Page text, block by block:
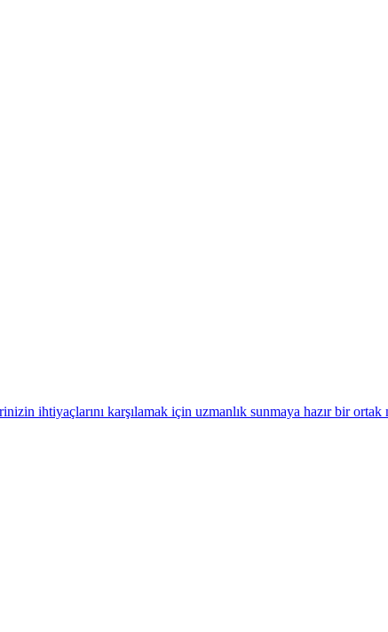
ihtiyaçlarını karşılamak için uzmanlık sunmaya hazır bir ortak